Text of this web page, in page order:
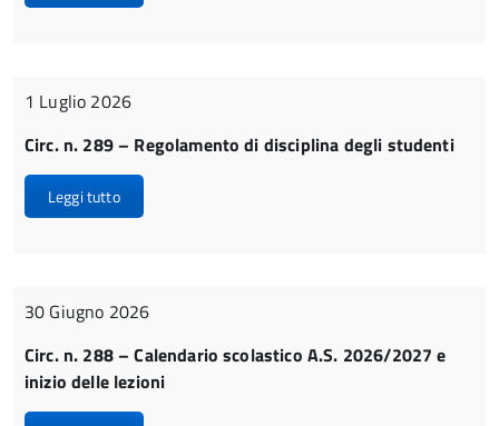
1 Luglio 2026
Circ. n. 289 – Regolamento di disciplina degli studenti
Leggi tutto
30 Giugno 2026
Circ. n. 288 – Calendario scolastico A.S. 2026/2027 e
inizio delle lezioni